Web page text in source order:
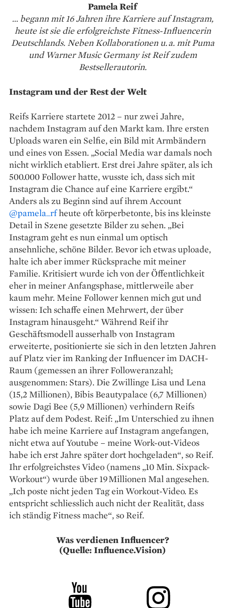
Pamela Reif
... begann mit 16 Jahren ihre Karriere auf Instagram,
heute ist sie die erfolgreichste Fitness-Influencerin
Deutschlands. Neben Kollaborationen u. a. mit Puma
und Warner Music Germany ist Reif zudem
Bestsellerautorin.
Instagram und der Rest der Welt
Reifs Karriere startete 2012 – nur zwei Jahre,
nachdem Instagram auf den Markt kam. Ihre ersten
Uploads waren ein Selfie, ein Bild mit Armbändern
und eines von Essen. „Social Media war damals noch
nicht wirklich etabliert. Erst drei Jahre später, als ich
500.000 Follower hatte, wusste ich, dass sich mit
Instagram die Chance auf eine Karriere ergibt.“
Anders als zu Beginn sind auf ihrem Account
@pamela_rfheute oft körperbetonte, bis ins kleinste
Detail in Szene gesetzte Bilder zu sehen. „Bei
Instagram geht es nun einmal um optisch
ansehnliche, schöne Bilder. Bevor ich etwas uploade,
halte ich aber immer Rücksprache mit meiner
Familie. Kritisiert wurde ich von der Öffentlichkeit
eher in meiner Anfangsphase, mittlerweile aber
kaum mehr. Meine Follower kennen mich gut und
wissen: Ich schaffe einen Mehrwert, der über
Instagram hinausgeht.“ Während Reif ihr
Geschäftsmodell ausserhalb von Instagram
erweiterte, positionierte sie sich in den letzten Jahren
auf Platz vier im Ranking der Influencer im DACH-
Raum (gemessen an ihrer Followeranzahl;
ausgenommen: Stars). Die Zwillinge Lisa und Lena
(15,2 Millionen), Bibis Beautypalace (6,7 Millionen)
sowie Dagi Bee (5,9 Millionen) verhindern Reifs
Platz auf dem Podest. Reif: „Im Unterschied zu ihnen
habe ich meine Karriere auf Instagram angefangen,
nicht etwa auf Youtube – meine Work-out-Videos
habe ich erst Jahre später dort hochgeladen“, so Reif.
Ihr erfolgreichstes Video (namens „10 Min. Sixpack-
Workout“) wurde über 19 Millionen Mal angesehen.
„Ich poste nicht jeden Tag ein Workout-Video. Es
entspricht schliesslich auch nicht der Realität, dass
ich ständig Fitness mache“, so Reif.
Was verdienen Influencer?
(Quelle: Influence.Vision)